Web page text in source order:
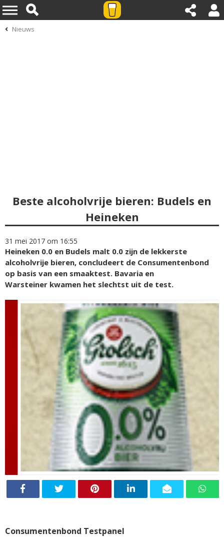
Nieuws
Beste alcoholvrije bieren: Budels en
Heineken
31 mei 2017 om 16:55
Heineken 0.0 en Budels malt 0.0 zijn de lekkerste
alcoholvrije bieren, concludeert de Consumentenbond
op basis van een smaaktest. Bavaria en
Warsteiner kwamen het slechtst uit de test.
Consumentenbond Testpanel